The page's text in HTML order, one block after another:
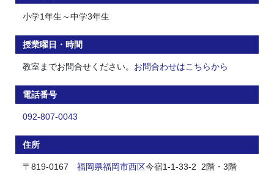
小学1年生～中学3年生
授業曜日・時間
教室までお問合せください。 お問合わせはこちらから
電話番号
092-807-0043
住所
〒819-0167 福岡県福岡市西区今宿1-1-33-2 2階・3階